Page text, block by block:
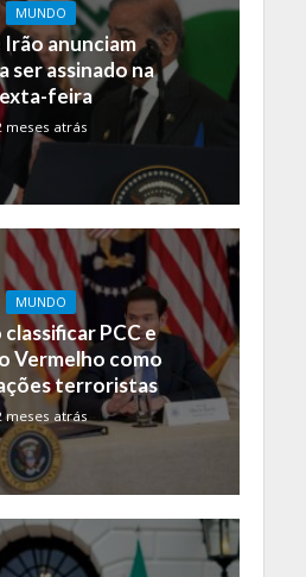
MUNDO
Irão anunciam
ser assinado na
feira
meses atrás
MUNDO
classificar PCC e
Vermelho como
terroristas
meses atrás